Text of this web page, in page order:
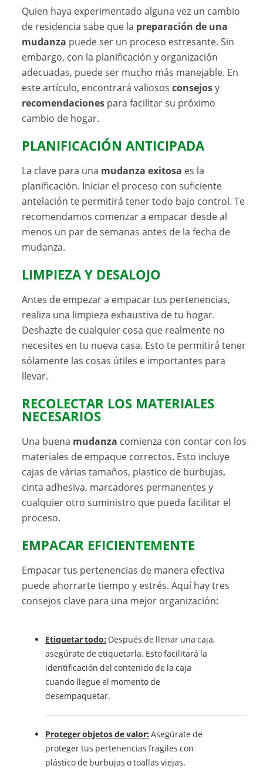
Quien haya experimentado alguna vez un cambio
de residencia sabe que la preparación de una
mudanza puede ser un proceso estresante. Sin
embargo, con la planificación y organización
adecuadas, puede ser mucho más manejable. En
este artículo, encontrará valiososconsejosy
recomendaciones para facilitar su próximo
cambio de hogar.
PLANIFICACIÓN ANTICIPADA
La clave para una mudanza exitosa es la
planificación. Iniciar el proceso con suficiente
antelación te permitirá tener todo bajo control. Te
recomendamos comenzar a empacar desde al
menos un par de semanas antes de la fecha de
mudanza.
LIMPIEZA Y DESALOJO
Antes de empezar a empacar tus pertenencias,
realiza una limpieza exhaustiva de tu hogar.
Deshazte de cualquier cosa que realmente no
necesites en tu nueva casa. Esto te permitirá tener
sólamente las cosas útiles e importantes para
llevar.
RECOLECTAR LOS MATERIALES
NECESARIOS
Una buena mudanza comienza con contar con los
materiales de empaque correctos. Esto incluye
cajas de várias tamaños, plastico de burbujas,
cinta adhesiva, marcadores permanentes y
cualquier otro suministro que pueda facilitar el
proceso.
EMPACAR EFICIENTEMENTE
Empacar tus pertenencias de manera efectiva
puede ahorrarte tiempo y estrés. Aquí hay tres
consejos clave para una mejor organización:
Etiquetar todo: Después de llenar una caja,
asegúrate de etiquetarla. Esto facilitará la
identificación del contenido de la caja
cuando llegue el momento de
desempaquetar.
Proteger objetos de valor: Asegúrate de
proteger tus pertenencias fragiles con
plástico de burbujas o toallas viejas.